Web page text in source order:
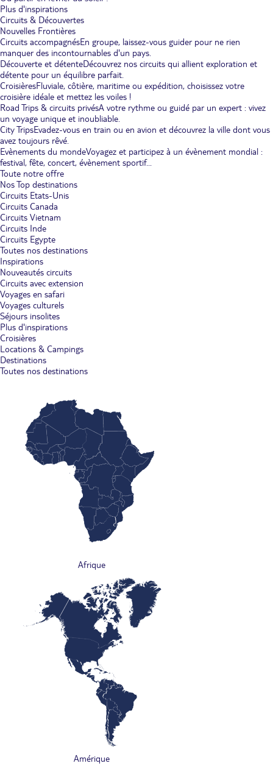
Plus d'inspirations
Circuits & Découvertes
Nouvelles Frontières
Circuits accompagnésEn groupe, laissez-vous guider pour ne rien
manquer des incontournables d'un pays.
Découverte et détenteDécouvrez nos circuits qui allient exploration et
détente pour un équilibre parfait.
CroisièresFluviale, côtière, maritime ou expédition, choisissez votre
croisière idéale et mettez les voiles !
Road Trips & circuits privésA votre rythme ou guidé par un expert : vivez
un voyage unique et inoubliable.
City TripsEvadez-vous en train ou en avion et découvrez la ville dont vous
avez toujours rêvé.
Evènements du mondeVoyagez et participez à un évènement mondial :
festival, fête, concert, évènement sportif...
Toute notre offre
Nos Top destinations
Circuits Etats-Unis
Circuits Canada
Circuits Vietnam
Circuits Inde
Circuits Egypte
Toutes nos destinations
Inspirations
Nouveautés circuits
Circuits avec extension
Voyages en safari
Voyages culturels
Séjours insolites
Plus d'inspirations
Croisières
Locations & Campings
Destinations
Toutes nos destinations
Afrique
Amérique